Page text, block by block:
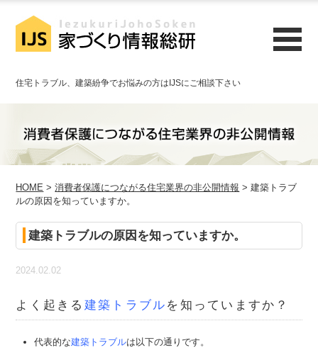
住宅トラブル、建築紛争でお悩みの方はIJSにご相談下さい
HOME >消費者保護につながる住宅業界の非公開情報 > 建築トラブ
ルの原因を知っていますか。
建築トラブルの原因を知っていますか。
2024.02.02
よく起きる 建築トラブル を知っていますか？
代表的な建築トラブルは以下の通りです。